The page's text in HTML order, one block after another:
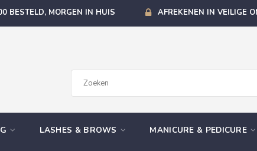
BESTELD, MORGEN IN HUIS AFREKENEN IN VEILIGE
LASHES & BROWS MANICURE & PEDICURE